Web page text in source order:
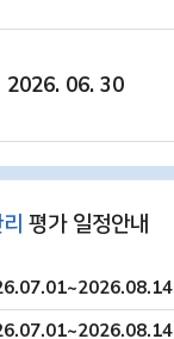
2026. 06. 30
평가 일정안내